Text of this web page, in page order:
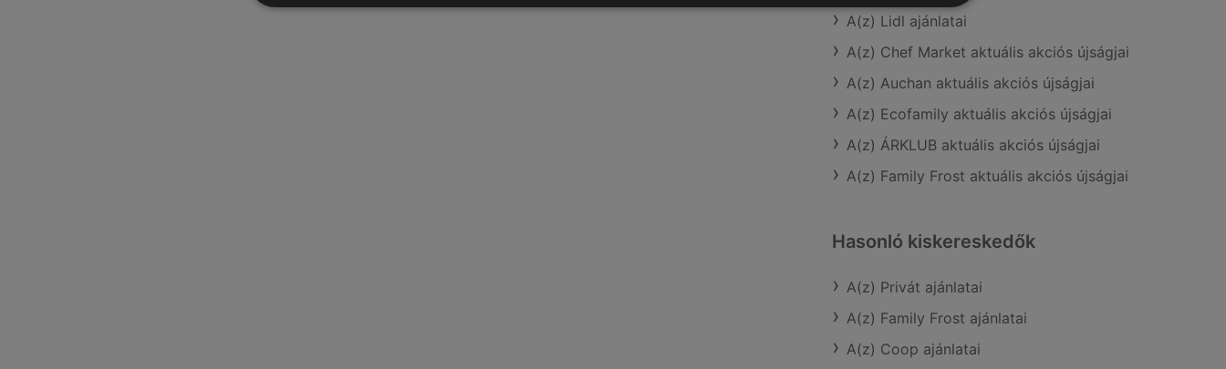
A(z) Lidl ajánlatai
A(z) Chef Market aktuális akciós újságjai
A(z) Auchan aktuális akciós újságjai
A(z) Ecofamily aktuális akciós újságjai
A(z) ÁRKLUB aktuális akciós újságjai
A(z) Family Frost aktuális akciós újságjai
Hasonló kiskereskedők
A(z) Privát ajánlatai
A(z) Family Frost ajánlatai
A(z) Coop ajánlatai